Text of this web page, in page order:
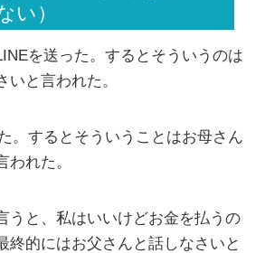
い）
を送った。するとそういうのは
いと言われた。
。するとそういうことはお母さん
われた。
うと、私はいいけどお金を払うの
終的にはお父さんと話しなさいと